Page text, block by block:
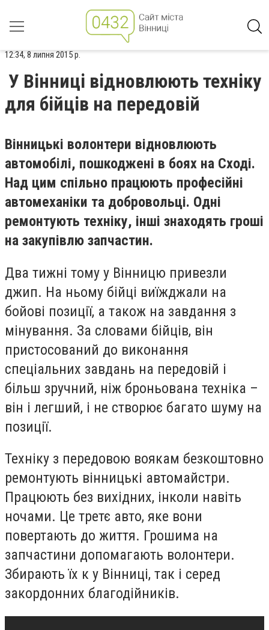
12:34, 8 липня 2015 р.
У Вінниці відновлюють техніку
для бійців на передовій
Вінницькі волонтери відновлюють
автомобілі, пошкоджені в боях на Сході.
Над цим спільно працюють професійні
автомеханіки та добровольці. Одні
ремонтують техніку, інші знаходять гроші
на закупівлю запчастин.
Два тижні тому у Вінницю привезли
джип. На ньому бійці виїжджали на
бойові позиції, а також на завдання з
мінування. За словами бійців, він
пристосований до виконання
спеціальних завдань на передовій і
більш зручний, ніж броньована техніка –
він і легший, і не створює багато шуму на
позиції.
Техніку з передовою воякам безкоштовно
ремонтують вінницькі автомайстри.
Працюють без вихідних, інколи навіть
ночами. Це третє авто, яке вони
повертають до життя. Грошима на
запчастини допомагають волонтери.
Збирають їх к у Вінниці, так і серед
закордонних благодійників.